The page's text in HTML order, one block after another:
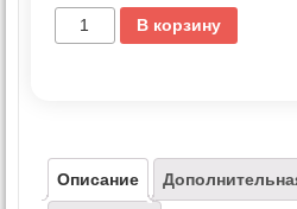
В корзину
Описание